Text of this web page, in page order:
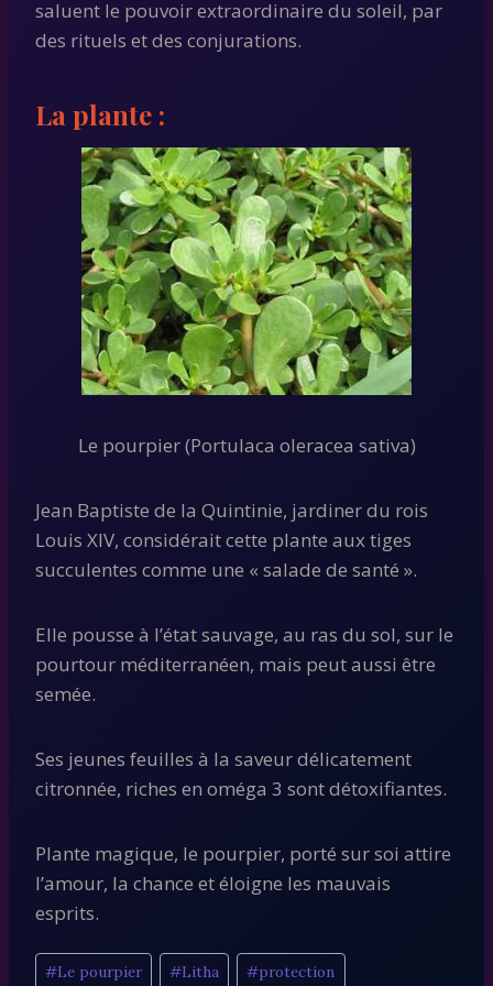
saluent le pouvoir extraordinaire du soleil, par
des rituels et des conjurations.
La plante :
Le pourpier (Portulaca oleracea sativa)
Jean Baptiste de la Quintinie, jardiner du rois
Louis XIV, considérait cette plante aux tiges
succulentes comme une « salade de santé ».
Elle pousse à l’état sauvage, au ras du sol, sur le
pourtour méditerranéen, mais peut aussi être
semée.
Ses jeunes feuilles à la saveur délicatement
citronnée, riches en oméga 3 sont détoxifiantes.
Plante magique, le pourpier, porté sur soi attire
l’amour, la chance et éloigne les mauvais
esprits.
Étiquettes
#Le pourpier #Litha #protection